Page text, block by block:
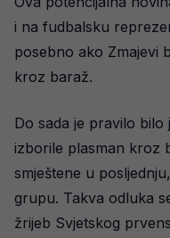
i na fudbalsku
posebno ako Zmajevi
kroz baraž.
Do sada je pravilo
izborile plasman kroz
smještene u
grupu. Takva odluka
žrijeb Svjetskog